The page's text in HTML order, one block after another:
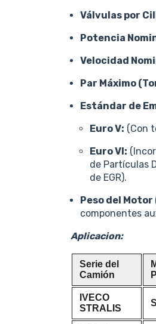
Válvulas por
Potencia
Velocidad
Par Máximo
Estándar de
Euro V: (Con
Euro VI:
de Partículas
de EGR).
Peso del Motor
componentes
Aplicacion:
Serie del
Camión
IVECO
STRALIS